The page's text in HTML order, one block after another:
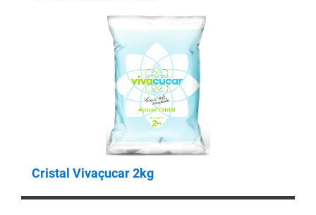
Cristal Vivaçucar 2kg